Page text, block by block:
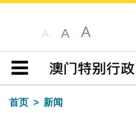
A A A
目录
首页
新闻